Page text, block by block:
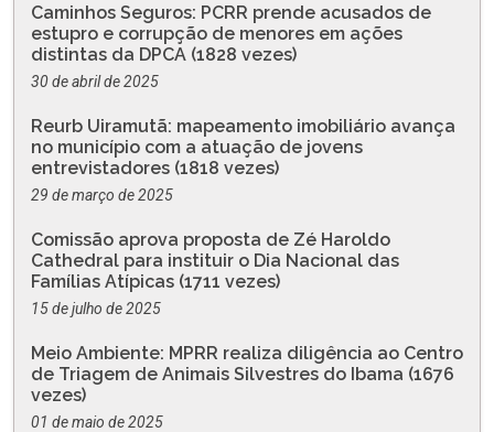
Caminhos Seguros: PCRR prende acusados de
estupro e corrupção de menores em ações
distintas da DPCA (1828 vezes)
30 de abril de 2025
Reurb Uiramutã: mapeamento imobiliário avança
no município com a atuação de jovens
entrevistadores (1818 vezes)
29 de março de 2025
Comissão aprova proposta de Zé Haroldo
Cathedral para instituir o Dia Nacional das
Famílias Atípicas (1711 vezes)
15 de julho de 2025
Meio Ambiente: MPRR realiza diligência ao Centro
de Triagem de Animais Silvestres do Ibama (1676
vezes)
01 de maio de 2025